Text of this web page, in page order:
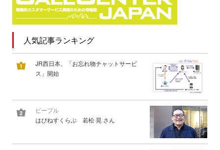
人気記事ランキング
JR西日本、「お忘れ物チャットサービ
ス」開始
ピープル
はぴねすくらぶ 若松 晃 さん